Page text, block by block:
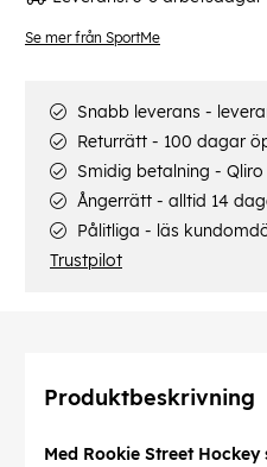
Se mer från SportMe
Snabb leverans -
Returrätt - 100 dagar
Smidig betalning -
Ångerrätt - alltid 14
Pålitliga - läs
Trustpilot
Produktbeskrivning
Med Rookie Street